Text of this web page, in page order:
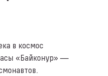
в космос
«Байконур» —